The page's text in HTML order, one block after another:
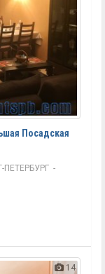
Посадская
-
14